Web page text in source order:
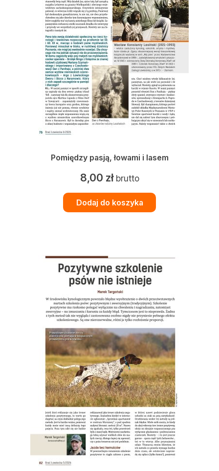
Pomiędzy pasją, łowami i lasem
8,00 zł brutto
Dodaj do koszyka